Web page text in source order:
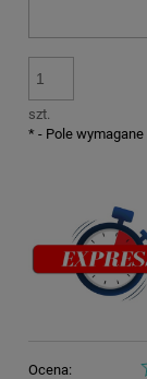
szt.
* - Pole wymagane
Ocena: